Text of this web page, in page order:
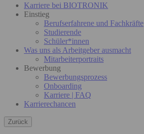
Karriere bei BIOTRONIK
Einstieg
Berufserfahrene und Fachkräfte
Studierende
Schüler*innen
Was uns als Arbeitgeber ausmacht
Mitarbeiterportraits
Bewerbung
Bewerbungsprozess
Onboarding
Karriere | FAQ
Karrierechancen
Zurück